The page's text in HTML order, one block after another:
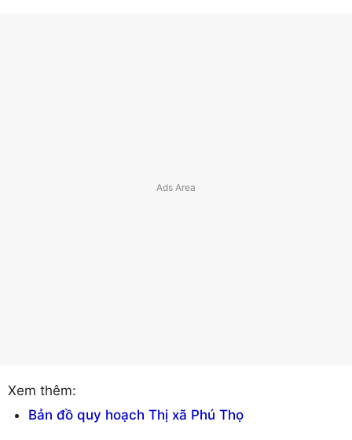
Xem thêm:
Bản đồ quy hoạch Thị xã Phú Thọ